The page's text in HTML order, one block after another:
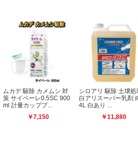
デ 駆除 カメムシ 対
イベーレ0.5SC 900
量カッププ...
￥7,150
シロアリ 駆除 土壌処理剤
白アリスーパー乳剤 ♯20
4L 白あり ...
￥11,880